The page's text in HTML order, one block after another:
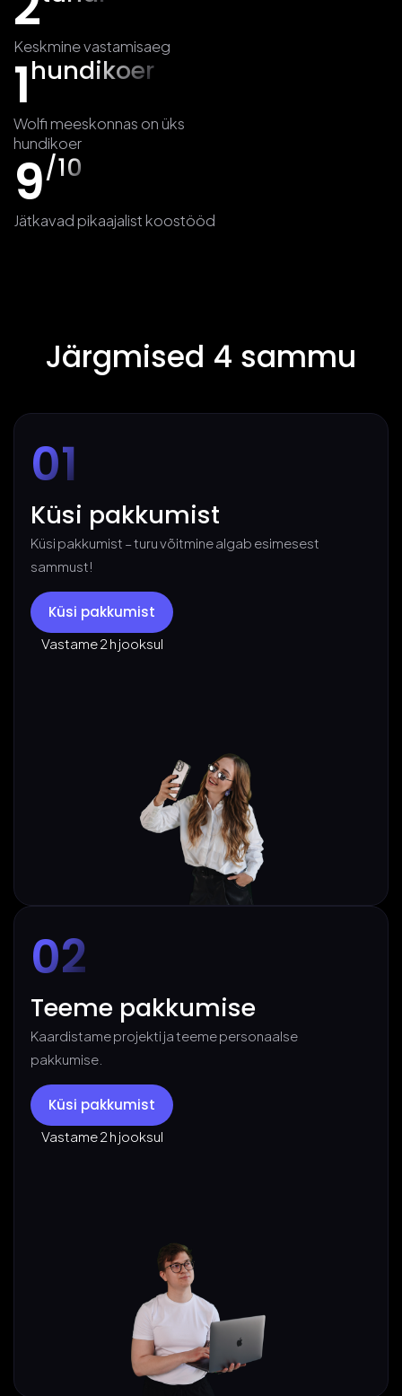
Keskmine vastamisaeg
1hundikoer
Wolfi meeskonnas on üks
hundikoer
9/10
Jätkavad pikaajalist koostööd
Järgmised 4 sammu
01
Küsi pakkumist
Küsi pakkumist – turu võitmine algab esimesest
sammust!
Küsi pakkumist
Vastame 2 h jooksul
02
Teeme pakkumise
Kaardistame projekti ja teeme personaalse
pakkumise.
Küsi pakkumist
Vastame 2 h jooksul